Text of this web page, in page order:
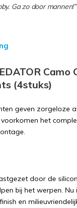
Ga zo door mannen!”
Camo
(4stuks)
geven zorgeloze
het
door de
bij het werpen. Nu
en